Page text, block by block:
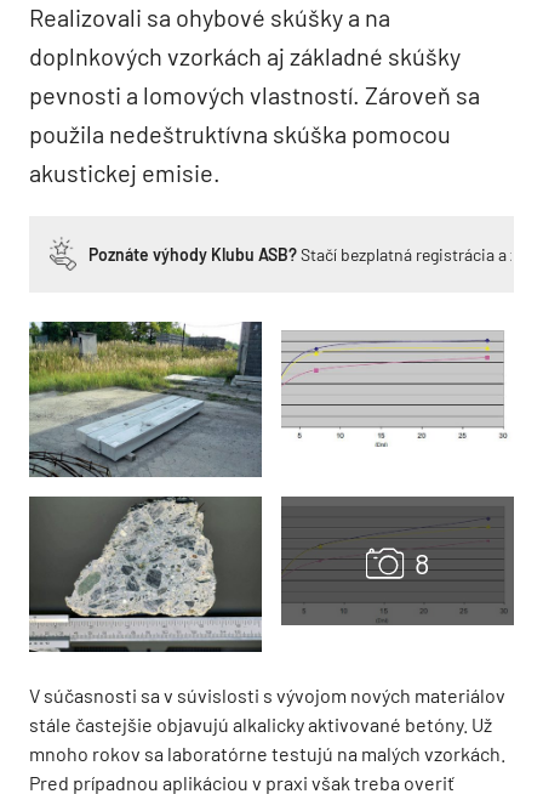
Realizovali sa ohybové skúšky a na
doplnkových vzorkách aj základné skúšky
pevnosti a lomových vlastností. Zároveň sa
použila nedeštruktívna skúška pomocou
akustickej emisie.
Poznáte výhody Klubu ASB?Stačí bezplatná registrácia a
V súčasnosti sa v súvislosti s vývojom nových materiálov
stále častejšie objavujú alkalicky aktivované betóny. Už
mnoho rokov sa laboratórne testujú na malých vzorkách.
Pred prípadnou aplikáciou v praxi však treba overiť